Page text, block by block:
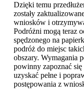
Dzięki temu
zostały
wniosków i
Podróżni mogą teraz
spędzonego na
podróż do miejsc
obszary. Wymagania
powinny zapoznać
uzyskać pełne i
postępowania z